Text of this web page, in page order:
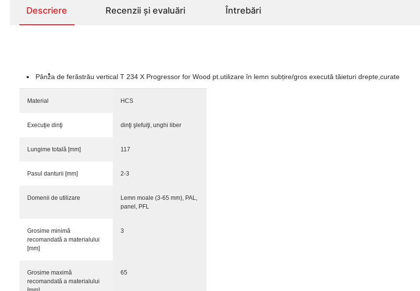
Descriere Recenzii și evaluări Întrebări
Pânza de ferăstrău vertical T 234 X Progressor for Wood pt.utilizare în lemn subțire/gros execută tăieturi drepte,curate
Material HCS
Execuţie dinţi dinţi şlefuiţi, unghi liber
Lungime totală [mm] 117
Pasul danturii [mm] 2-3
Domenii de utilizare
Lemn moale (3-65 mm), PAL,
panel, PFL
Grosime minimă
recomandată a materialului
[mm]
3
Grosime maximă
recomandată a materialului
65